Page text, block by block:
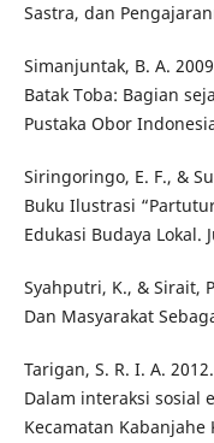
Sastra, dan
Simanjuntak, B. A.
Batak Toba: Bagian
Pustaka Obor
Siringoringo, E. F., &
Buku Ilustrasi
Edukasi Budaya Lokal.
Syahputri, K., & Sirait,
Dan Masyarakat
Tarigan, S. R. I. A.
Dalam interaksi sosial
Kecamatan Kabanjahe